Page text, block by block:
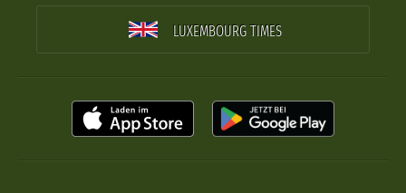
LUXEMBOURG TIMES